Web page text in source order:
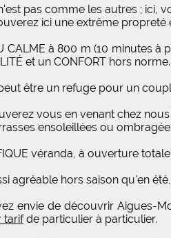
pas comme les autres ; ici,
ici une extrême propreté
CALME à 800 m (10 minutes à
et un CONFORT hors norme.
être un refuge pour un
vous en venant chez
ensoleillées ou
véranda, à ouverture
agréable hors saison qu'en
envie de découvrir Aigues-
tarifde particulier à particulier.